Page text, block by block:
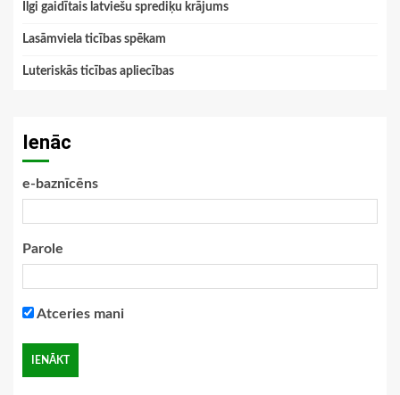
Ilgi gaidītais latviešu sprediķu krājums
Lasāmviela ticības spēkam
Luteriskās ticības apliecības
Ienāc
e-baznīcēns
Parole
Atceries mani